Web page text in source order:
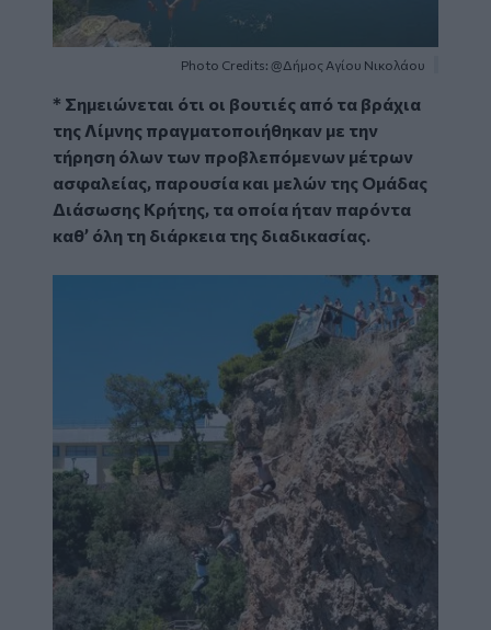
Photo Credits: @Δήμος Αγίου Νικολάου
* Σημειώνεται ότι οι βουτιές από τα βράχια
της Λίμνης πραγματοποιήθηκαν με την
τήρηση όλων των προβλεπόμενων μέτρων
ασφαλείας, παρουσία και μελών της Ομάδας
Διάσωσης Κρήτης, τα οποία ήταν παρόντα
καθ’ όλη τη διάρκεια της διαδικασίας.